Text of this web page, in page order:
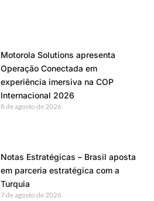
Motorola Solutions apresenta
Operação Conectada em
experiência imersiva na COP
Internacional 2026
8 de agosto de 2026
Notas Estratégicas – Brasil aposta
em parceria estratégica com a
Turquia
7 de agosto de 2026